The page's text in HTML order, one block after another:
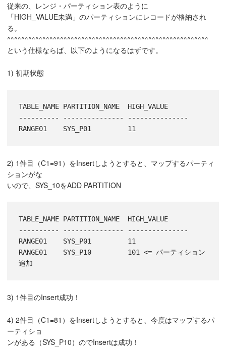
従来の、レンジ・パーティション表のように
「HIGH_VALUE未満」のパーティションにレコードが格納され
る。
^^^^^^^^^^^^^^^^^^^^^^^^^^^^^^^^^^^^^^^^^^^^^^^^^^^^^^^^^
という仕様ならば、以下のようになるはずです。
1) 初期状態
TABLE_NAME PARTITION_NAME  HIGH_VALUE
---------- --------------- ---------------
RANGE01    SYS_P01         11
2) 1件目（C1=91）をInsertしようとすると、マップするパーティ
ションがな
いので、SYS_10をADD PARTITION
TABLE_NAME PARTITION_NAME  HIGH_VALUE
---------- --------------- ---------------
RANGE01    SYS_P01         11
RANGE01    SYS_P10         101 <= パーティション
3) 1件目のInsert成功！
4) 2件目（C1=81）をInsertしようとすると、今度はマップするパ
ーティショ
ンがある（SYS_P10）のでInsertは成功！